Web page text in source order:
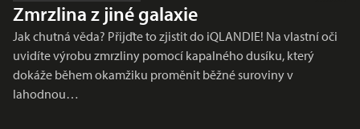
Zmrzlina z jiné galaxie
Jak chutná věda? Přijďte to zjistit do iQLANDIE! Na vlastní oči
uvidíte výrobu zmrzliny pomocí kapalného dusíku, který
dokáže během okamžiku proměnit běžné suroviny v
lahodnou…